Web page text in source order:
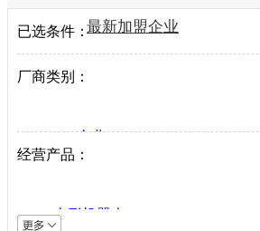
最新加盟企业
已选条件：
厂商类别：
VIP企业
生产商
系统集成商
经营产品：
人形机器人